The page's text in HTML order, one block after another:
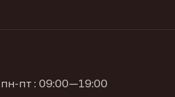
пн-пт : 09:00—19:00